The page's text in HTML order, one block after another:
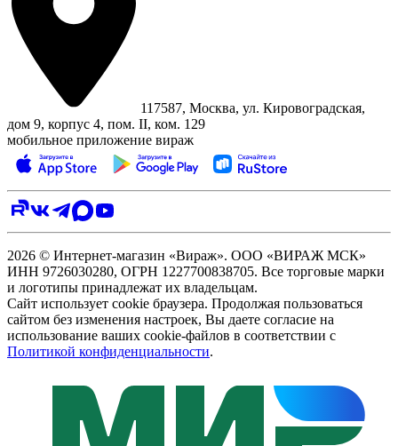
117587, Москва, ул. Кировоградская,
дом 9, корпус 4, пом. II, ком. 129
мобильное приложение вираж
2026 © Интернет-магазин «Вираж». ООО «ВИРАЖ МСК»
ИНН 9726030280, ОГРН 1227700838705. Все торговые марки
и логотипы принадлежат их владельцам.
Сайт использует cookie браузера. Продолжая пользоваться
сайтом без изменения настроек, Вы даете согласие на
использование ваших cookie-файлов в соответствии с
Политикой конфиденциальности.